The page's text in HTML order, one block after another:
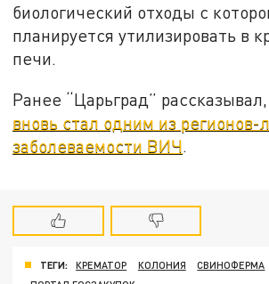
биологический отходы с
планируется утилизировать в
печи.
Ранее “Царьград”
вновь стал одним из регионов-
заболеваемости ВИЧ
ТЕГИ: КРЕМАТОР КОЛОНИЯ
СВИНОФЕРМА